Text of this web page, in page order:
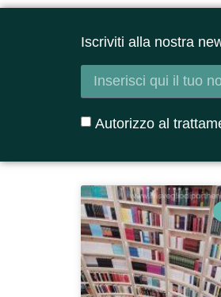
Iscriviti alla nostra
Autorizzo al